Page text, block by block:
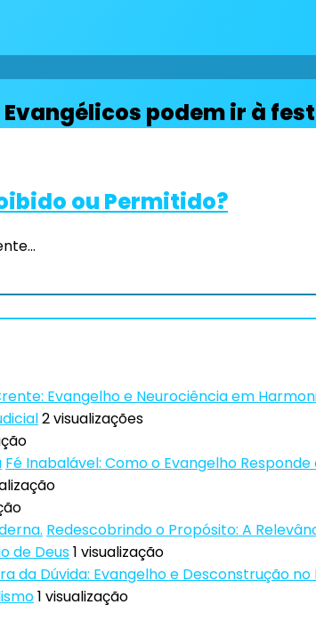
podem ir à
ou Permitido?
Evangelho e Neurociência em
2 visualizações
Fé Inabalável: Como o Evangelho
Redescobrindo o Propósito: A
de Deus1 visualização
da Dúvida: Evangelho e Desconstrução
1 visualização